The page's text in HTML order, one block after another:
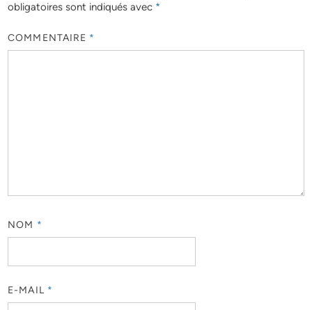
obligatoires sont indiqués avec *
COMMENTAIRE *
NOM *
E-MAIL *